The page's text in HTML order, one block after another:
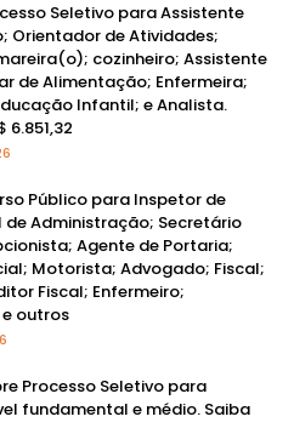
Seletivo para Assistente
Orientador de Atividades;
cozinheiro; Assistente
de Alimentação; Enfermeira;
Infantil; e Analista.
6.851,32
Público para Inspetor de
de Administração; Secretário
Agente de Portaria;
Motorista; Advogado; Fiscal;
Fiscal; Enfermeiro;
outros
Processo Seletivo para
fundamental e médio. Saiba